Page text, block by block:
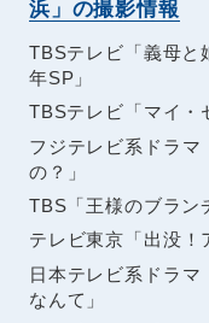
浜」の撮影情報
TBSテレビ「義母と
年SP」
TBSテレビ「マイ・
フジテレビ系ドラマ
の？」
TBS「王様のブラン
テレビ東京「出没！
日本テレビ系ドラ
なんて」